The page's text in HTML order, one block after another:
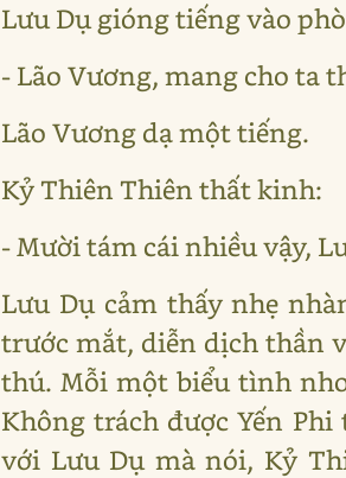
Lưu Dụ gióng tiếng vào
- Lão Vương, mang cho ta
Lão Vương dạ một tiếng.
Kỷ Thiên Thiên thất kinh:
- Mười tám cái nhiều vậy,
Lưu Dụ cảm thấy nhẹ
trước mắt, diễn dịch thần
thú. Mỗi một biểu tình
Không trách được Yến
với Lưu Dụ mà nói, Kỷ